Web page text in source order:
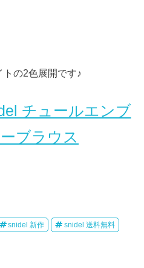
トの2色展開です♪
チュールエンブ
ブラウス
snidel 新作 snidel 送料無料